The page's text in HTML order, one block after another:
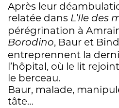
Après leur
relatée dans L’Ile des
pérégrination à
Borodino, Baur et
entreprennent la
l’hôpital, où le lit
le berceau.
Baur, malade,
tâte…